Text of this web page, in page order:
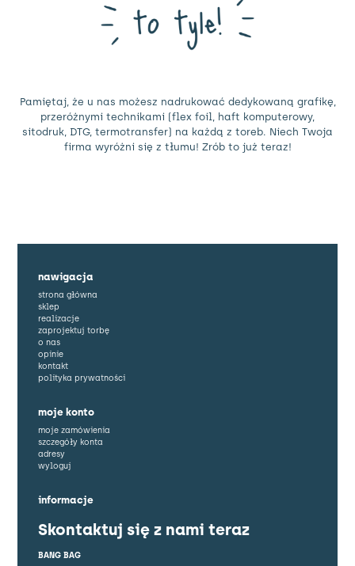
Pamiętaj, że u nas możesz nadrukować dedykowaną grafikę,
przeróżnymi technikami (flex foil, haft komputerowy,
sitodruk, DTG, termotransfer) na każdą z toreb. Niech Twoja
firma wyróżni się z tłumu! Zrób to już teraz!
nawigacja
strona główna
sklep
realizacje
zaprojektuj torbę
o nas
opinie
kontakt
polityka prywatności
moje konto
moje zamówienia
szczegóły konta
adresy
wyloguj
informacje
Skontaktuj się z nami teraz
BANG BAG